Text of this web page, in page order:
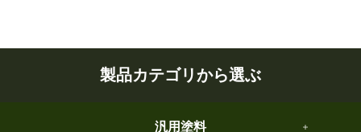
製品カテゴリから選ぶ
汎用塗料